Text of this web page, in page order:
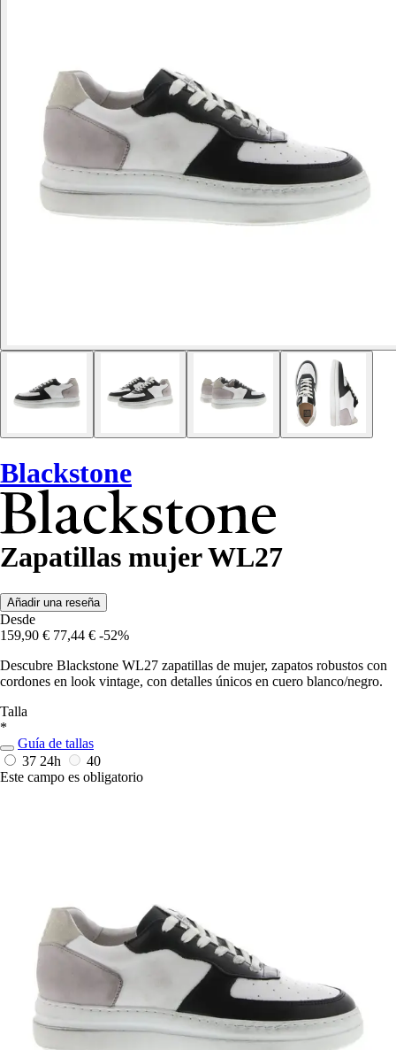
Blackstone
Zapatillas mujer WL27
Añadir una reseña
Desde
159,90 € 77,44 € -52%
Descubre Blackstone WL27 zapatillas de mujer, zapatos robustos con
cordones en look vintage, con detalles únicos en cuero blanco/negro.
Talla
*
Guía de tallas
37 24h
40
Este campo es obligatorio